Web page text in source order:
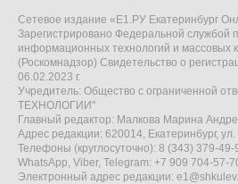
Сетевое издание «Е1.РУ Екатеринбург
Зарегистрировано Федеральной службой
информационных технологий и массовых
(Роскомнадзор) Свидетельство о
06.02.2023 г.
Учредитель: Общество с ограниченной
ТЕХНОЛОГИИ"
Главный редактор: Малкова Марина
Адрес редакции: 620014, Екатеринбург,
Телефоны (круглосуточно): 8 (343) 379-49-
WhatsApp, Viber, Telegram: +7 909 704-57-
Электронный адрес редакции: